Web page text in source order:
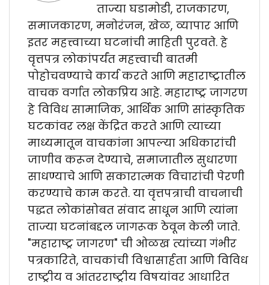
ताज्या घडामोडी, राजकारण,
समाजकारण, मनोरंजन, खेळ, व्यापार आणि
इतर महत्त्वाच्या घटनांची माहिती पुरवते. हे
वृत्तपत्र लोकांपर्यंत महत्त्वाची बातमी
पोहोचवण्याचे कार्य करते आणि महाराष्ट्रातील
वाचक वर्गात लोकप्रिय आहे. महाराष्ट्र जागरण
हे विविध सामाजिक, आर्थिक आणि सांस्कृतिक
घटकांवर लक्ष केंद्रित करते आणि त्याच्या
माध्यमातून वाचकांना आपल्या अधिकारांची
जाणीव करून देण्याचे, समाजातील सुधारणा
साधण्याचे आणि सकारात्मक विचारांची पेरणी
करण्याचे काम करते. या वृत्तपत्राची वाचनाची
पद्धत लोकांसोबत संवाद साधून आणि त्यांना
ताज्या घटनांबद्दल जागरूक ठेवून केली जाते.
"महाराष्ट्र जागरण" ची ओळख त्यांच्या गंभीर
पत्रकारिते, वाचकांची विश्वासार्हता आणि विविध
राष्ट्रीय व आंतरराष्ट्रीय विषयांवर आधारित